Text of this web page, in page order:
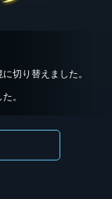
切り替えました。
。